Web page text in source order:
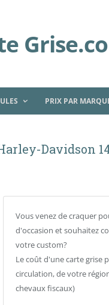
PRIX PAR
Davidson
Vous venez de craquer
d'occasion et souhaitez
votre custom?
Le coût d'une carte grise
circulation, de votre
chevaux fiscaux)